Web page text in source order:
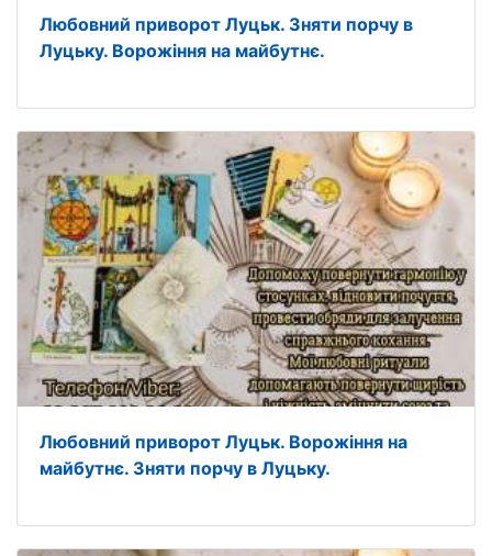
Любовний приворот Луцьк. Зняти порчу в
Луцьку. Воpожіння на майбутнє.
Любовний приворот Луцьк. Ворожіння на
майбутнє. Зняти порчу в Луцьку.